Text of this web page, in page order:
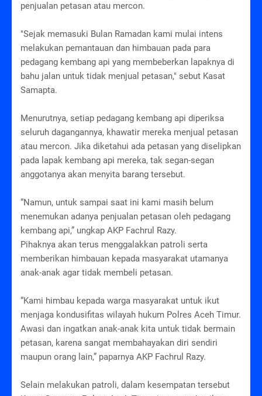
penjualan petasan atau mercon.
"Sejak memasuki Bulan Ramadan kami mulai intens
melakukan pemantauan dan himbauan pada para
pedagang kembang api yang membeberkan lapaknya di
bahu jalan untuk tidak menjual petasan," sebut Kasat
Samapta.
Menurutnya, setiap pedagang kembang api diperiksa
seluruh dagangannya, khawatir mereka menjual petasan
atau mercon. Jika diketahui ada petasan yang diselipkan
pada lapak kembang api mereka, tak segan-segan
anggotanya akan menyita barang tersebut.
“Namun, untuk sampai saat ini kami masih belum
menemukan adanya penjualan petasan oleh pedagang
kembang api,” ungkap AKP Fachrul Razy.
Pihaknya akan terus menggalakkan patroli serta
memberikan himbauan kepada masyarakat utamanya
anak-anak agar tidak membeli petasan.
“Kami himbau kepada warga masyarakat untuk ikut
menjaga kondusifitas wilayah hukum Polres Aceh Timur.
Awasi dan ingatkan anak-anak kita untuk tidak bermain
petasan, karena sangat membahayakan diri sendiri
maupun orang lain,” paparnya AKP Fachrul Razy.
Selain melakukan patroli, dalam kesempatan tersebut